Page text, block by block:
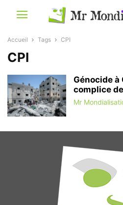
Accueil Tags CPI
CPI
Génocide à
complice
Mr